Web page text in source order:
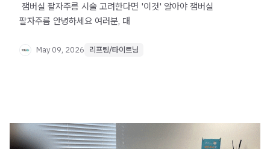
​ 잼버실 팔자주름 시술 고려한다면 '이것' 알아야 잼버실
팔자주름 안녕하세요 여러분, 대
May 09, 2026 리프팅/타이트닝